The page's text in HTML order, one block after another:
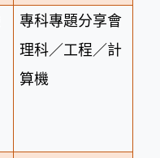
專科專題分享會
理科／工程／計
算機